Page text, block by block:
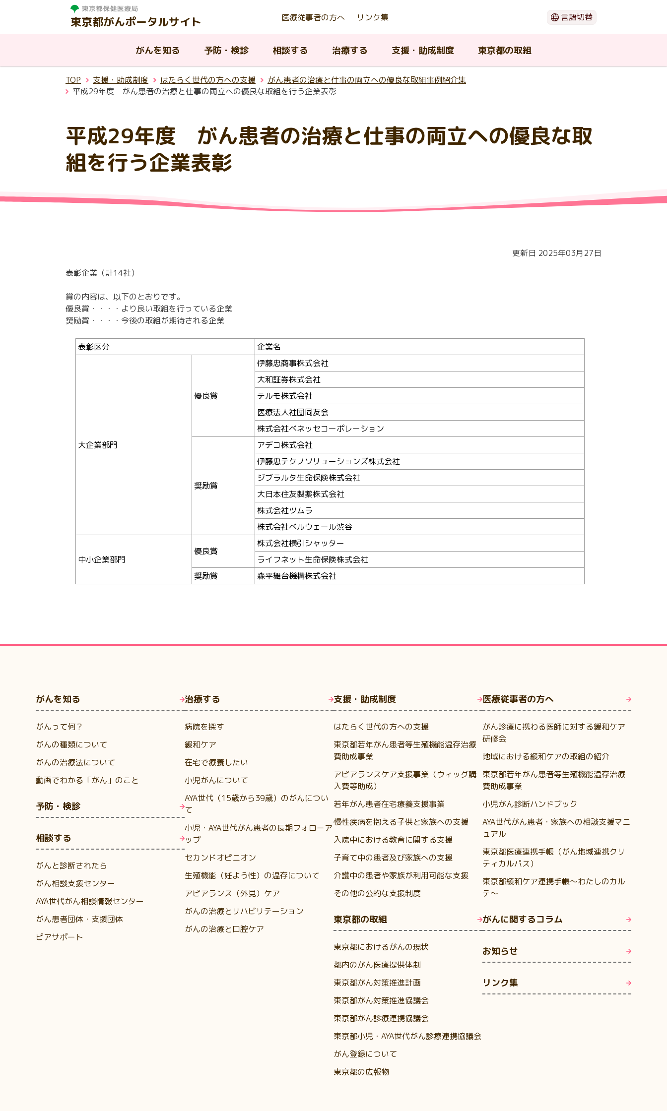
東京都がんポータルサイト 医療従事者の方へ リンク集 言語切替
がんを知る
がんを知る
がんって何？ がんの種類について がんの治療法について 動画でわかる「がん」のこと
予防・検診 相談する
相談する
がんと診断されたら がん相談支援センター AYA世代がん相談情報センター がん患者団体・支援団体
ピアサポート
治療する
治療する
病院を探す がんの治療法について 緩和ケア 在宅で療養したい
小児がんについて
AYA世代（15歳から39歳）のが
生殖機能（妊よう性）の温存に
アピアランス（外見）ケア
がんの治療とリハビリテーショ
支援・助成制度
支援・助成制度
はたらく世代の方への支援
東京都若年がん患者等生殖機能
温存治療費助成事業
アピアランスケア支援事業（ウ
ィッグ購入費等助成）
若年がん患者在宅療養支援事業
慢性疾病を抱える子供と家族へ
入院中における教育に関する支
東京都の取組
東京都の取組
東京都におけるがんの現状 都内のがん医療提供体制 東京都がん対策推進計画 東京都がん対策推進協議会
東京都がん診療連携協議会
東京都小児・AYA世代がん診療
TOP 支援・助成制度 はたらく世代の方への支援
がん患者の治療と仕事の両立への優良な取組事例紹介集
平成29年度 がん患者の治療と仕事の両立への優良な取組を行う企業表彰
平成29年度 がん患者の治療と仕事の両立への優良な取
組を行う企業表彰
更新日 2025年03月27日
表彰企業（計14社）
賞の内容は、以下のとおりです。
優良賞・・・・より良い取組を行っている企業
奨励賞・・・・今後の取組が期待される企業
表彰区分 企業名
大企業部門
優良賞
伊藤忠商事株式会社
大和証券株式会社
テルモ株式会社
医療法人社団同友会
株式会社ベネッセコーポレーション
奨励賞
アデコ株式会社
伊藤忠テクノソリューションズ株式会社
ジブラルタ生命保険株式会社
大日本住友製薬株式会社
株式会社ツムラ
株式会社ベルウェール渋谷
中小企業部門
優良賞
株式会社横引シャッター
ライフネット生命保険株式会社
奨励賞
森平舞台機構株式会社
がんを知る
がんって何？
がんの種類について
がんの治療法について
動画でわかる「がん」のこと
予防・検診
相談する
がんと診断されたら
がん相談支援センター
AYA世代がん相談情報センター
がん患者団体・支援団体
ピアサポート
治療する
病院を探す
緩和ケア
在宅で療養したい
小児がんについて
AYA世代（15歳から39歳）のがんについ
て
小児・AYA世代がん患者の長期フォローア
ップ
セカンドオピニオン
生殖機能（妊よう性）の温存について
アピアランス（外見）ケア
がんの治療とリハビリテーション
がんの治療と口腔ケア
支援・助成制度
はたらく世代の方への支援
東京都若年がん患者等生殖機能温存治療
費助成事業
アピアランスケア支援事業（ウィッグ購
入費等助成）
若年がん患者在宅療養支援事業
慢性疾病を抱える子供と家族への支援
入院中における教育に関する支援
子育て中の患者及び家族への支援
介護中の患者や家族が利用可能な支援
その他の公的な支援制度
東京都の取組
東京都におけるがんの現状
都内のがん医療提供体制
東京都がん対策推進計画
東京都がん対策推進協議会
東京都がん診療連携協議会
東京都小児・AYA世代がん診療連携協議会
がん登録について
東京都の広報物
医療従事者の方へ
がん診療に携わる医師に対する緩和ケア
研修会
地域における緩和ケアの取組の紹介
東京都若年がん患者等生殖機能温存治療
費助成事業
小児がん診断ハンドブック
AYA世代がん患者・家族への相談支援マニ
ュアル
東京都医療連携手帳（がん地域連携クリ
ティカルパス）
東京都緩和ケア連携手帳～わたしのカル
テ～
がんに関するコラム
お知らせ
リンク集